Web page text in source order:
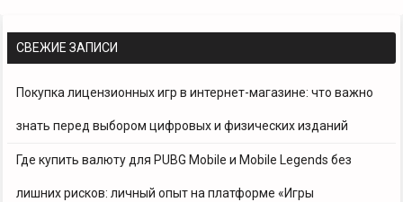
СВЕЖИЕ ЗАПИСИ
Покупка лицензионных игр в интернет-магазине: что важно
знать перед выбором цифровых и физических изданий
Где купить валюту для PUBG Mobile и Mobile Legends без
лишних рисков: личный опыт на платформе «Игры